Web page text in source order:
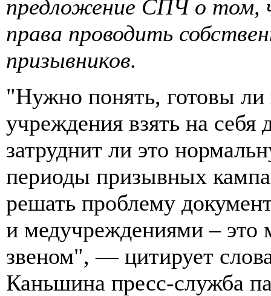
предложение СПЧ о том,
права проводить
призывников.
"Нужно понять, готовы ли
учреждения взять на
затруднит ли это
периоды призывных
решать проблему
и медучреждениями – это
звеном", — цитирует
Каньшина пресс-служба